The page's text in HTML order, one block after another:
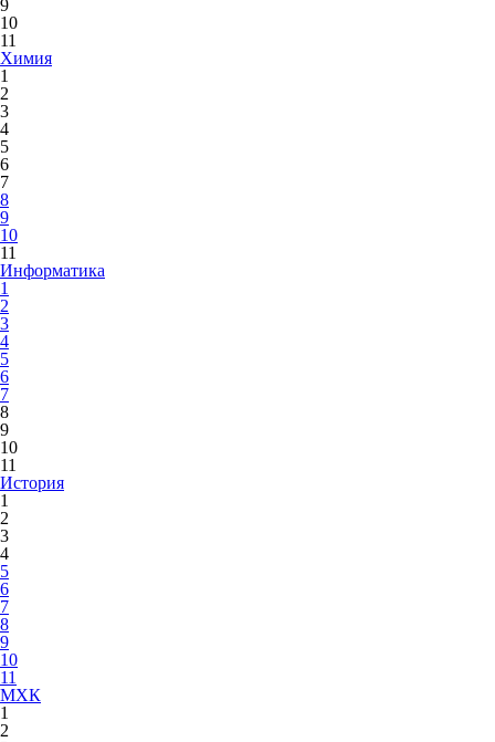
9
10
11
Химия
1
2
3
4
5
6
7
8
9
10
11
Информатика
1
2
3
4
5
6
7
8
9
10
11
История
1
2
3
4
5
6
7
8
9
10
11
МХК
1
2